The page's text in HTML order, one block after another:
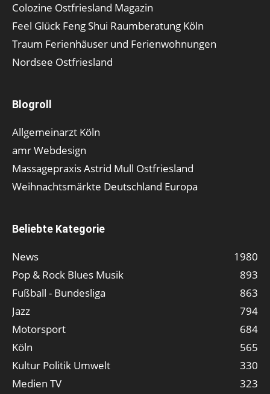
Colozine Ostfriesland Magazin
Feel Glück Feng Shui Raumberatung Köln
Traum Ferienhäuser und Ferienwohnungen
Nordsee Ostfriesland
Blogroll
Allgemeinarzt Köln
amr Webdesign
Massagepraxis Astrid Mull Ostfriesland
Weihnachtsmärkte Deutschland Europa
Beliebte Kategorie
News
1980
Pop & Rock Blues Musik
893
Fußball - Bundesliga
863
Jazz
794
Motorsport
684
Köln
565
Kultur Politik Umwelt
330
Medien TV
323